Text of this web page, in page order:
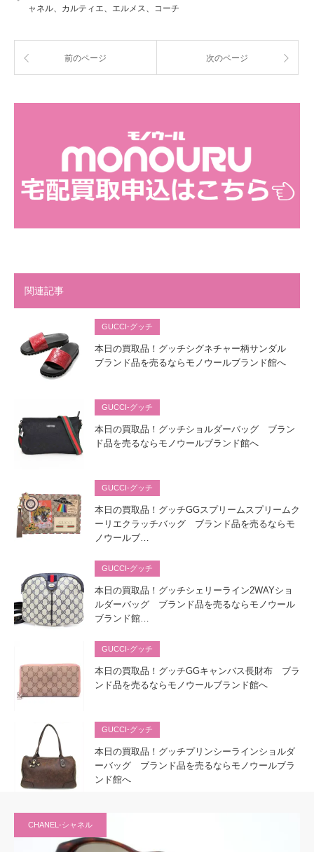
ャネル、カルティエ、エルメス、コーチ
前のページ 次のページ
関連記事
GUCCI-グッチ
本日の買取品！グッチシグネチャー柄サンダル
ブランド品を売るならモノウールブランド館へ
GUCCI-グッチ
本日の買取品！グッチショルダーバッグ ブラン
ド品を売るならモノウールブランド館へ
GUCCI-グッチ
本日の買取品！グッチGGスプリームスプリームク
ーリエクラッチバッグ ブランド品を売るならモ
ノウールブ…
GUCCI-グッチ
本日の買取品！グッチシェリーライン2WAYショ
ルダーバッグ ブランド品を売るならモノウール
ブランド館…
GUCCI-グッチ
本日の買取品！グッチGGキャンバス長財布 ブラ
ンド品を売るならモノウールブランド館へ
GUCCI-グッチ
本日の買取品！グッチプリンシーラインショルダ
ーバッグ ブランド品を売るならモノウールブラ
ンド館へ
CHANEL-シャネル